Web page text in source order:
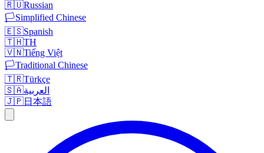
🇷🇺Russian
🏳️Simplified Chinese
🇪🇸Spanish
🇹🇭TH
🇻🇳Tiếng Việt
🏳️Traditional Chinese
🇹🇷Türkçe
🇸🇦العربية
🇯🇵日本語